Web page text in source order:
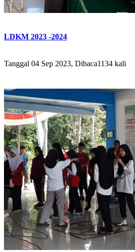
LDKM 2023 -2024
Tanggal 04 Sep 2023, Dibaca1134 kali